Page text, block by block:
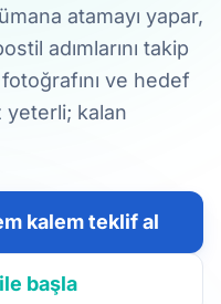
atamayı yapar,
adımlarını takip
ve hedef
yeterli; kalan
kalem teklif al
başla